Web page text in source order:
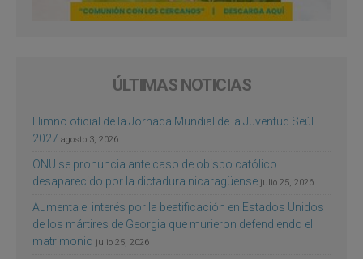
ÚLTIMAS NOTICIAS
Himno oficial de la Jornada Mundial de la Juventud Seúl
2027 agosto 3, 2026
ONU se pronuncia ante caso de obispo católico
desaparecido por la dictadura nicaragüense julio 25, 2026
Aumenta el interés por la beatificación en Estados Unidos
de los mártires de Georgia que murieron defendiendo el
matrimonio julio 25, 2026